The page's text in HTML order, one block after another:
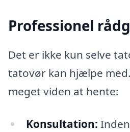
Professionel
Det er ikke kun selve
tatovør kan hjælpe
meget viden at hente:
Konsultation: